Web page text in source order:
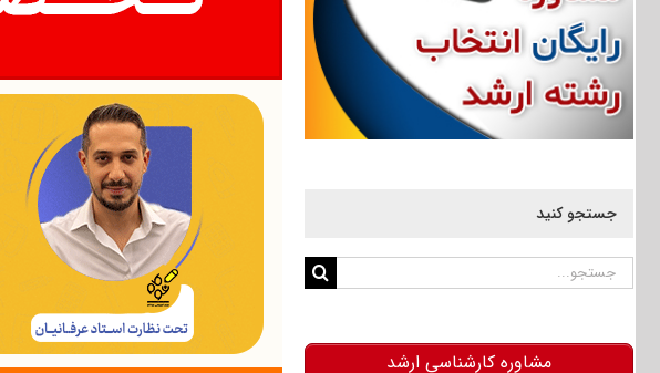
جستجو کنید
جستجو
مشاوره کارشناسی ارشد